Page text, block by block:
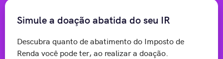
Simule a doação abatida do seu IR
Descubra quanto de abatimento do Imposto de
Renda você pode ter, ao realizar a doação.